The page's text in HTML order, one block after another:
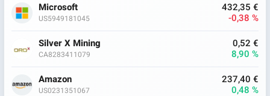
Microsoft
US5949181045
432,35 €
-0,38 %
Silver X Mining
CA8283411079
0,52 €
8,90 %
Amazon
US0231351067
237,40 €
0,48 %